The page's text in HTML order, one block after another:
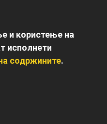
и користење на
исполнети
содржините.